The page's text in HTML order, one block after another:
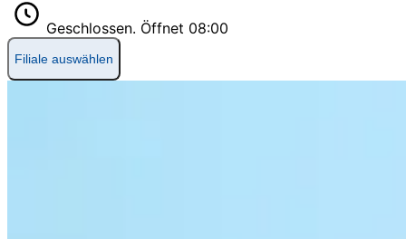
Geschlossen. Öffnet 08:00
Filiale auswählen